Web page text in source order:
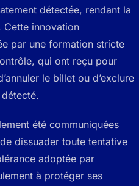
détectée, rendant la
Cette innovation
par une formation stricte
qui ont reçu pour
le billet ou d’exclure
été communiquées
dissuader toute tentative
adoptée par
à protéger ses